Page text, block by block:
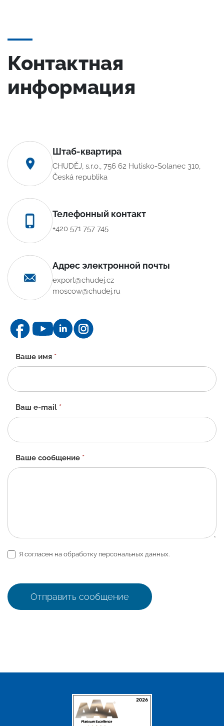
Контактная
информация
Штаб-квартира
CHUDĚJ, s.r.o., 756 62 Hutisko-Solanec 310,
Česká republika
Телефонный контакт
+420 571 757 745
Адрес электронной почты
export@chudej.cz
moscow@chudej.ru
Контактная
форма
-
RU
Ваше имя *
Ваш e-mail *
Ваше сообщение *
Я согласен на обработку персональных данных.
Отправить сообщение